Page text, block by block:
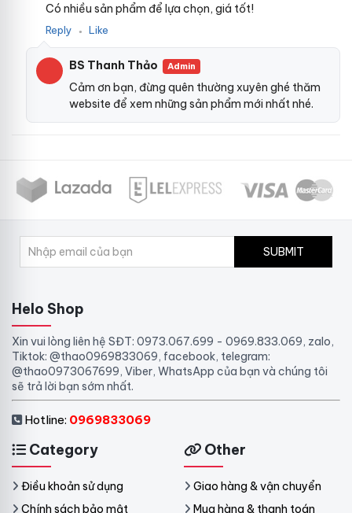
Có nhiều sản phẩm để lựa chọn, giá tốt!
Reply ● Like
BS Thanh Thảo Admin
Cảm ơn bạn, đừng quên thường xuyên ghé thăm
website để xem những sản phẩm mới nhất nhé.
SUBMIT
Helo Shop
Xin vui lòng liên hệ SĐT: 0973.067.699 - 0969.833.069, zalo,
Tiktok: @thao0969833069, facebook, telegram:
@thao0973067699, Viber, WhatsApp của bạn và chúng tôi
sẽ trả lời bạn sớm nhất.
Hotline: 0969833069
Category
Điều khoản sử dụng
Chính sách bảo mật
Other
Giao hàng & vận chuyển
Mua hàng & thanh toán